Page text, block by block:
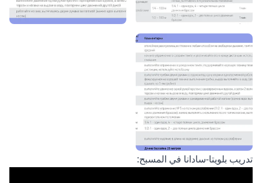
تدريب بلويتا-سادانا في المسبح: